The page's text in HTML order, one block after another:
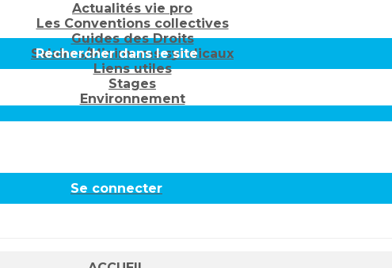
Actualités vie pro
Les Conventions collectives
Guides des Droits
Salaires/Minimums syndicaux
Liens utiles
Stages
Environnement
Rechercher dans le site
Se connecter